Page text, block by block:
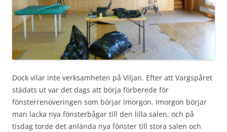
Dock vilar inte verksamheten på Viljan. Efter att Vargspåret
städats ut var det dags att börja förberede för
fönsterrenoveringen som börjar imorgon. Imorgon börjar
man lacka nya fönsterbågar till den lilla salen, och på
tisdag torde det anlända nya fönster till stora salen och